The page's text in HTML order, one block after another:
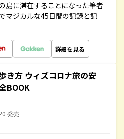
島に滞在することになった筆者
マジカルな45日間の記録と記
詳細を見る
き方 ウィズコロナ旅の安
BOOK
発売